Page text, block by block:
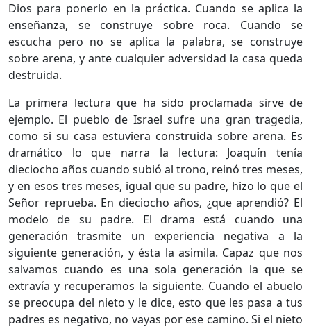
Dios para ponerlo en la práctica. Cuando se aplica la
enseñanza, se construye sobre roca. Cuando se
escucha pero no se aplica la palabra, se construye
sobre arena, y ante cualquier adversidad la casa queda
destruida.
La primera lectura que ha sido proclamada sirve de
ejemplo. El pueblo de Israel sufre una gran tragedia,
como si su casa estuviera construida sobre arena. Es
dramático lo que narra la lectura: Joaquín tenía
dieciocho años cuando subió al trono, reinó tres meses,
y en esos tres meses, igual que su padre, hizo lo que el
Señor reprueba. En dieciocho años, ¿que aprendió? El
modelo de su padre. El drama está cuando una
generación trasmite un experiencia negativa a la
siguiente generación, y ésta la asimila. Capaz que nos
salvamos cuando es una sola generación la que se
extravía y recuperamos la siguiente. Cuando el abuelo
se preocupa del nieto y le dice, esto que les pasa a tus
padres es negativo, no vayas por ese camino. Si el nieto